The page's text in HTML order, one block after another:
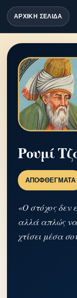
ΑΡΧΙΚΗ ΣΕΛΙΔΑ
Ρουμί
ΑΠΟΦΘΈΓΜΑΤΑ
«Ο στόχος δεν
αλλά απλώς να
χτίσει μέσα